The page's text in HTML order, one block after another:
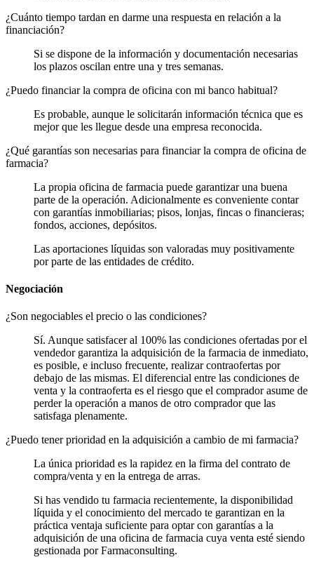
¿Cuánto tiempo tardan en darme una respuesta en relación a la
financiación?
Si se dispone de la información y documentación necesarias
los plazos oscilan entre una y tres semanas.
¿Puedo financiar la compra de oficina con mi banco habitual?
Es probable, aunque le solicitarán información técnica que es
mejor que les llegue desde una empresa reconocida.
¿Qué garantías son necesarias para financiar la compra de oficina de
farmacia?
La propia oficina de farmacia puede garantizar una buena
parte de la operación. Adicionalmente es conveniente contar
con garantías inmobiliarias; pisos, lonjas, fincas o financieras;
fondos, acciones, depósitos.
Las aportaciones líquidas son valoradas muy positivamente
por parte de las entidades de crédito.
Negociación
¿Son negociables el precio o las condiciones?
Sí. Aunque satisfacer al 100% las condiciones ofertadas por el
vendedor garantiza la adquisición de la farmacia de inmediato,
es posible, e incluso frecuente, realizar contraofertas por
debajo de las mismas. El diferencial entre las condiciones de
venta y la contraoferta es el riesgo que el comprador asume de
perder la operación a manos de otro comprador que las
satisfaga plenamente.
¿Puedo tener prioridad en la adquisición a cambio de mi farmacia?
La única prioridad es la rapidez en la firma del contrato de
compra/venta y en la entrega de arras.
Si has vendido tu farmacia recientemente, la disponibilidad
líquida y el conocimiento del mercado te garantizan en la
práctica ventaja suficiente para optar con garantías a la
adquisición de una oficina de farmacia cuya venta esté siendo
gestionada por Farmaconsulting.